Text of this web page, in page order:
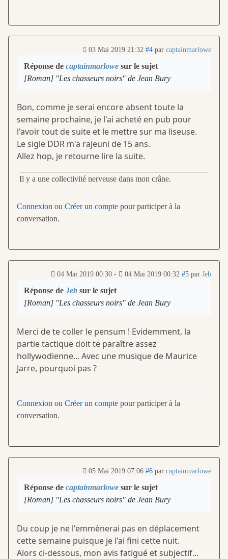
03 Mai 2019 21:32 #4 par captainmarlowe
Réponse de captainmarlowe sur le sujet
[Roman] "Les chasseurs noirs" de Jean Bury
Bon, comme je serai encore absent toute la
semaine prochaine, je l'ai acheté en pub pour
l'avoir tout de suite et le mettre sur ma liseuse.
Le sigle DDR m'a rajeuni de 15 ans.
Allez hop, je retourne lire la suite.
Il y a une collectivité nerveuse dans mon crâne.
Connexion ou Créer un compte pour participer à la
conversation.
04 Mai 2019 00:30 - 04 Mai 2019 00:32 #5 par Jeb
Réponse de Jeb sur le sujet
[Roman] "Les chasseurs noirs" de Jean Bury
Merci de te coller le pensum ! Evidemment, la
partie tactique doit te paraître assez
hollywodienne... Avec une musique de Maurice
Jarre, pourquoi pas ?
Connexion ou Créer un compte pour participer à la
conversation.
05 Mai 2019 07:06 #6 par captainmarlowe
Réponse de captainmarlowe sur le sujet
[Roman] "Les chasseurs noirs" de Jean Bury
Du coup je ne l'emmènerai pas en déplacement
cette semaine puisque je l'ai fini cette nuit.
Alors ci-dessous, mon avis fatigué et subjectif...